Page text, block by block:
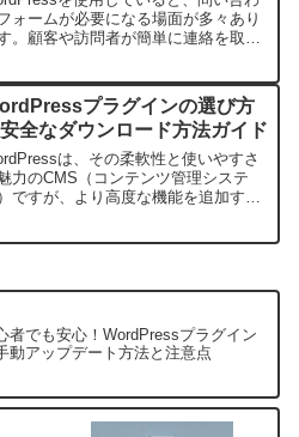
ォームが必要になる場面が多々あり
。顧客や訪問者が簡単に連絡を取る
な手段です。本記事では、
プラグ...
プラグインの選び方
全なダウンロード方法ガイド
は、その柔軟性と使いやすさ
力のCMS（コンテンツ管理システ
ですが、より高度な機能を追加する
者でも安心！WordPressプラグイン
動アップデート方法と注意点